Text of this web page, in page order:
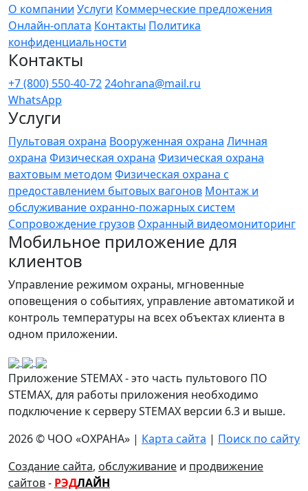
О компании Услуги Коммерческие предложения
Онлайн-оплата Контакты Политика
конфиденциальности
Контакты
+7 (800) 550-40-7224ohrana@mail.ru
WhatsApp
Услуги
Пультовая охрана Вооруженная охрана Личная
охрана Физическая охрана Физическая охрана
вахтовым методом Физическая охрана с
предоставлением бытовых вагонов Монтаж и
обслуживание охранно-пожарных систем
Сопровождение грузов Охранный видеомониторинг
Мобильное приложение для
клиентов
Управление режимом охраны, мгновенные
оповещения о событиях, управление автоматикой и
контроль температуры на всех объектах клиента в
одном приложении.
Приложение STEMAX - это часть пультового ПО
STEMAX, для работы приложения необходимо
подключение к серверу STEMAX версии 6.3 и выше.
2026 © ЧОО «ОХРАНА» | Карта сайта | Поиск по сайту
Создание сайта, обслуживание и продвижение
сайтов- РЭДЛАЙН